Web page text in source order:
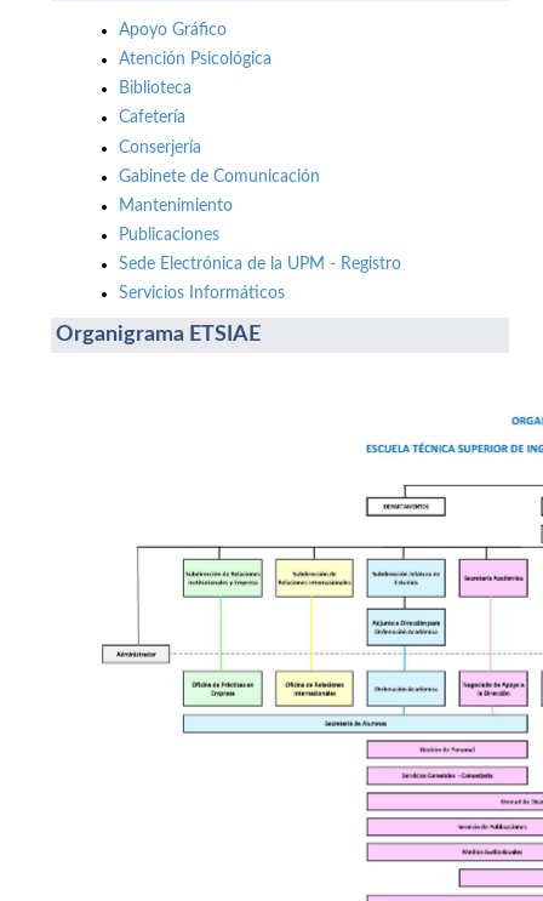
Apoyo Gráfico
Atención Psicológica
Biblioteca
Cafetería
Conserjería
Gabinete de Comunicación
Mantenimiento
Publicaciones
Sede Electrónica de la UPM - Registro
Servicios Informáticos
Organigrama ETSIAE